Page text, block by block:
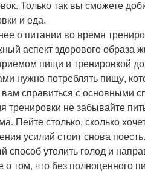
Только так вы сможете
и еда.
о питании во время
аспект здорового образа
пищи и тренировкой
нужно потреблять пищу,
вам справиться с основными
тренировки не забывайте
Пейте столько, сколько
усилий стоит снова
способ утолить голод и
о том, что без полноценного